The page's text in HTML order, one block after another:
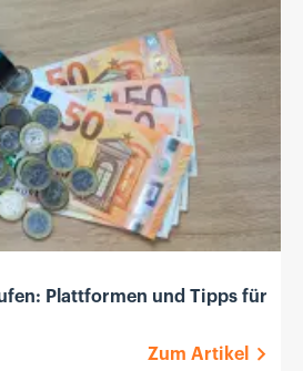
Plattformen und Tipps für
Zum Artikel